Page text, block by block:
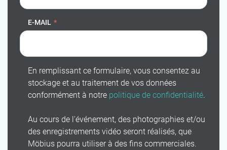
E-MAIL *
En remplissant ce formulaire, vous consentez au
stockage et au traitement de vos données
conformément à notre politique de confidentialité.
Au cours de l'événement, des photographies et/ou
des enregistrements vidéo seront réalisés, que
Möbius pourra utiliser à des fins commerciales.